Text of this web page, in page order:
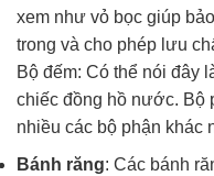
xem như vỏ bọc giúp
trong và cho phép lưu
Bộ đếm: Có thể nói đây
chiếc đồng hồ nước. Bộ
nhiều các bộ phận khác
Bánh răng: Các bánh